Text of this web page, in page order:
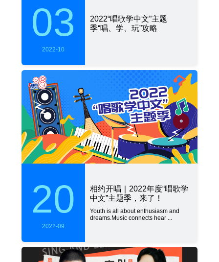
03
2022-10
2022“唱歌学中文”主题
季“唱、学、玩”攻略
20
2022-09
相约开唱｜2022年度“唱歌学
中文”主题季，来了！
Youth is all about enthusiasm and
dreams.Music connects hear ...